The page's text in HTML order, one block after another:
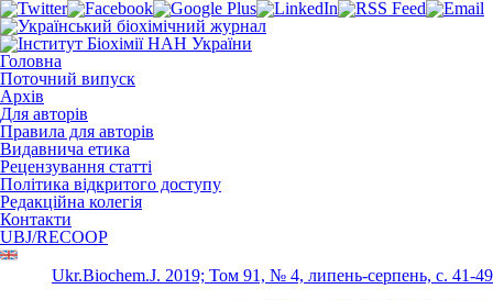
Головна
Поточний випуск
Архів
Для авторів
Правила для авторів
Видавнича етика
Рецензування статті
Політика відкритого доступу
Редакційна колегія
Контакти
UBJ/RECOOP
Ukr.Biochem.J. 2019; Том 91, № 4, липень-серпень, c. 41-49